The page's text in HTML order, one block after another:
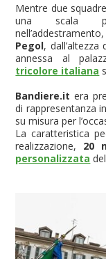
Mentre due
una scala
Pegol,
annessa al
tricolore italiana
Bandiere.it era
di rappresentanza
su misura per
La caratteristica
realizzazione, 20
personalizzata